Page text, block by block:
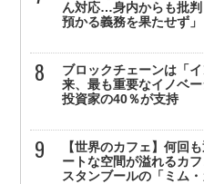
ん対応…身内からも批
預かる義務を果たせず」
ブロックチェーンは「
来、最も重要なイノベ
投資家の40％が支持
【世界のカフェ】何回
ートな空間が溢れるカ
スタンブールの「ミム・